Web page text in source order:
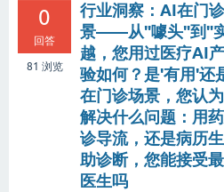
0
回答
81 浏览
行业洞察：AI在门
景——从"噱头"到"
越，您用过医疗AI
验如何？是'有用'还
在门诊场景，您认
解决什么问题：用
诊导流，还是病历
助诊断，您能接受
医生吗